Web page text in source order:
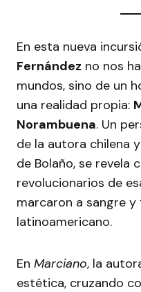
En esta nueva
Fernández no nos
mundos, sino de un
una realidad propia:
Norambuena. Un
de la autora chilena
de Bolaño, se revela
revolucionarios de
marcaron a sangre
latinoamericano.
En Marciano, la
estética, cruzando